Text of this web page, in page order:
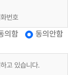
번호
업장 전화, 팩스번
의함
동의안함
고 있습니다.